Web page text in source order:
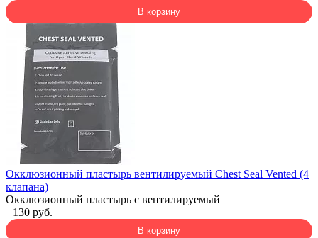
В корзину
Окклюзионный пластырь вентилируемый Chest Seal Vented (4
клапана)
Окклюзионный пластырь с вентилируемый
130 руб.
В корзину